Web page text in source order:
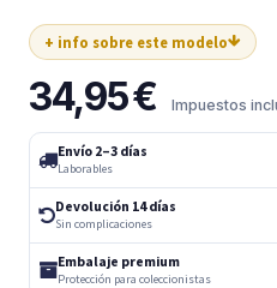
+ info sobre este modelo
34,95€ Impuestos
Envío 2–3 días
Laborables
Devolución 14 días
Sin complicaciones
Embalaje premium
Protección para coleccionistas